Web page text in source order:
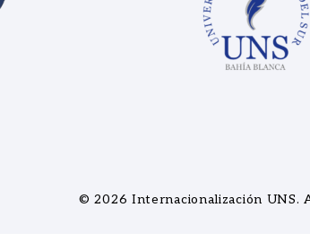
© 2026 Internacionalización UNS.